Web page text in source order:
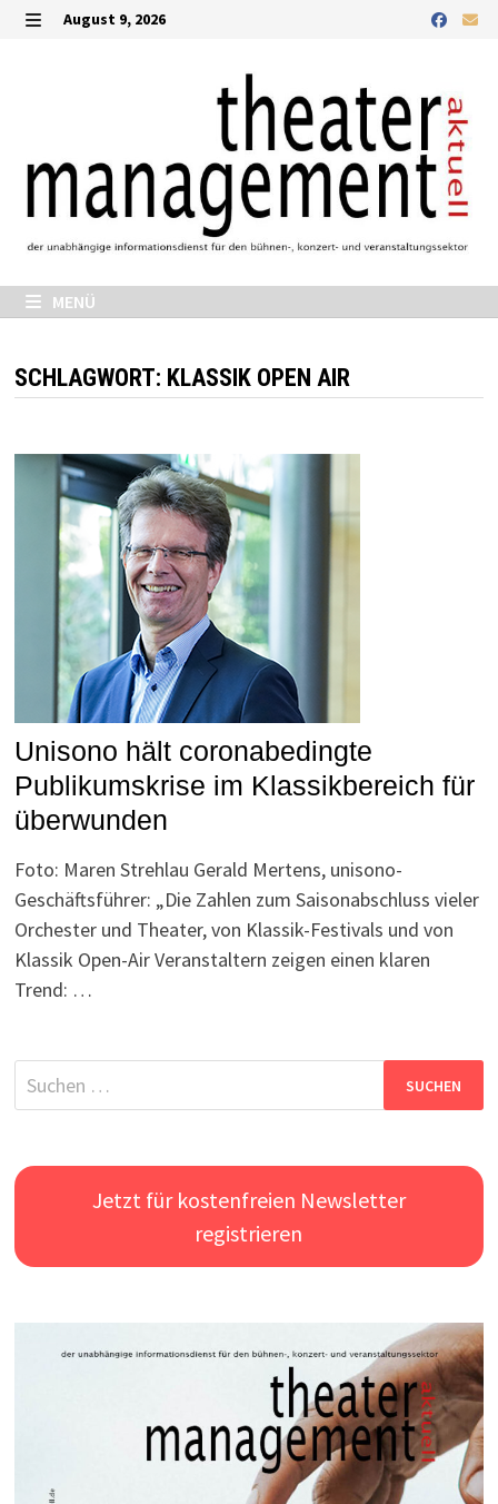
Zurück
August 9, 2026
MENÜ
SCHLAGWORT: KLASSIK OPEN AIR
Unisono hält coronabedingte
Publikumskrise im Klassikbereich für
überwunden
Foto: Maren Strehlau Gerald Mertens, unisono-
Geschäftsführer: „Die Zahlen zum Saisonabschluss vieler
Orchester und Theater, von Klassik-Festivals und von
Klassik Open-Air Veranstaltern zeigen einen klaren
Trend: …
Suchen
nach:
Jetzt für kostenfreien Newsletter
registrieren